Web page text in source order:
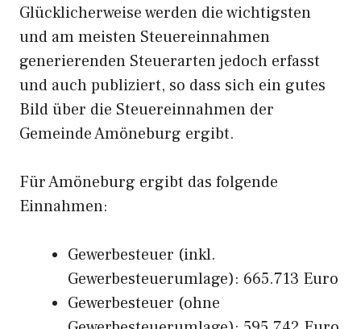
Glücklicherweise werden die wichtigsten
und am meisten Steuereinnahmen
generierenden Steuerarten jedoch erfasst
und auch publiziert, so dass sich ein gutes
Bild über die Steuereinnahmen der
Gemeinde Amöneburg ergibt.
Für Amöneburg ergibt das folgende
Einnahmen:
Gewerbesteuer (inkl.
Gewerbesteuerumlage): 665.713 Euro
Gewerbesteuer (ohne